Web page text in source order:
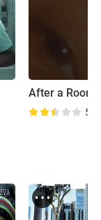
After a Room
5.4